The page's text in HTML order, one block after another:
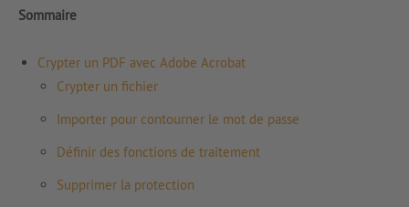
Sommaire
Crypter un PDF avec Adobe Acrobat
Crypter un fichier
Importer pour contourner le mot de passe
Définir des fonctions de traitement
Supprimer la protection